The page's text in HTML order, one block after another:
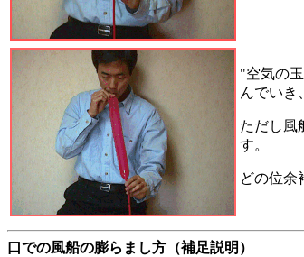
"空気の
んでいき
ただし風
す。
どの位余
口での風船の膨らまし方（補足説明）